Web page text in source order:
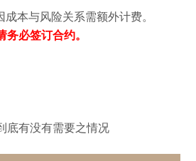
成本与风险关系需额外计费。
必签订合约。
底有没有需要之情况